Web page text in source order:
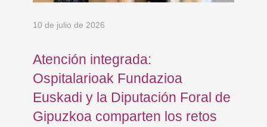
10 de julio de 2026
Atención integrada:
Ospitalarioak Fundazioa
Euskadi y la Diputación Foral de
Gipuzkoa comparten los retos